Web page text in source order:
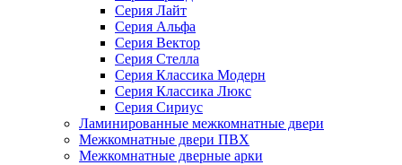
Серия Лайт
Серия Альфа
Серия Вектор
Серия Стелла
Серия Классика Модерн
Серия Классика Люкс
Серия Сириус
Ламинированные межкомнатные двери
Межкомнатные двери ПВХ
Межкомнатные дверные арки